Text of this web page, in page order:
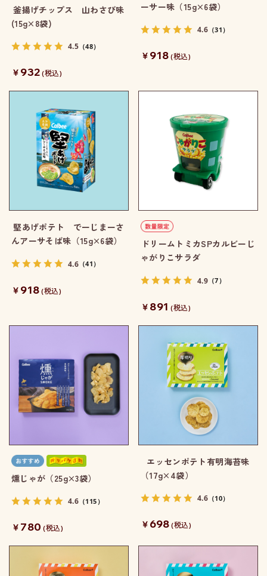
釜揚げチップス 山わさび味
(15g×8袋)
4.5 （48）
￥932 (税込)
ーサー味（15g×6袋）
4.6 （31）
￥918 (税込)
堅あげポテト でーじまーさ
んアーサそば味（15g×6袋）
4.6 （41）
￥918 (税込)
ドリームトミカSPカルビーじ
ゃがりこサラダ
4.9 （7）
￥891 (税込)
燻じゃが（25g×3袋）
4.6 （115）
￥780 (税込)
エッセンポテト有明海苔味
（17g×4袋）
4.6 （10）
￥698 (税込)